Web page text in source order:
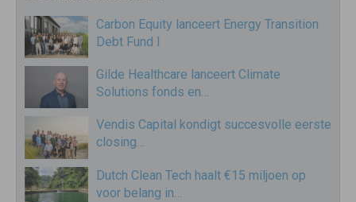
Carbon Equity lanceert Energy Transition
Debt Fund I
Gilde Healthcare lanceert Climate
Solutions fonds en…
Vendis Capital kondigt succesvolle eerste
closing…
Dutch Clean Tech haalt €15 miljoen op
voor belang in…